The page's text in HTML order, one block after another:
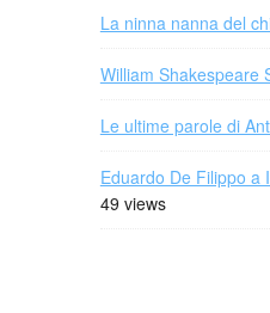
La ninna nanna del
William Shakespeare
Le ultime parole di
Eduardo De Filippo a
49 views